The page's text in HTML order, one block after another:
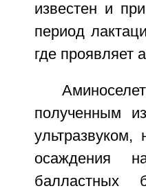
известен и
период
где проявляет
полученным
ультразвуком,
осаждения
балластных